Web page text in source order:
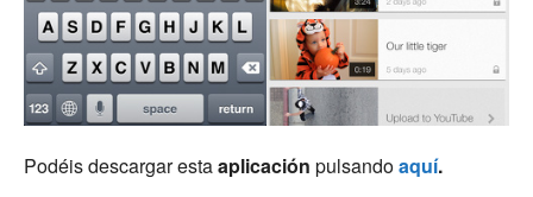
Podéis descargar estaaplicación pulsandoaquí.